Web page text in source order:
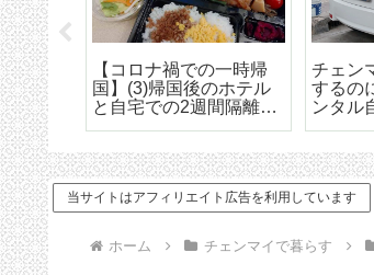
でオ
人気
菜創
ラン
チェンマイ長期滞在の
ための住まい探しはこ
うやろう エリア選び
TM-30
け出の
な解説
当サイトはアフィリエイト広告を利用しています
ホーム チェンマイで暮らす